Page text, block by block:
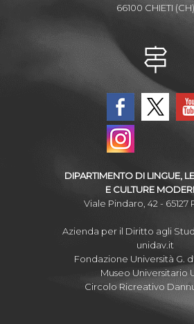
66100 CHIETI (CH)
DIPARTIMENTO DI LINGUE,
E CULTURE
Viale Pindaro, 42 - 65127
Azienda per il Diritto agli
unidav.it
Fondazione Università G.
Museo Universitario
Circolo Ricreativo